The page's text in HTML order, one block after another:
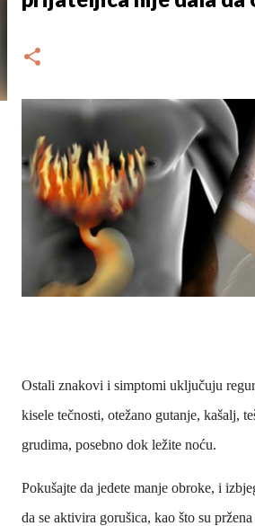
Ostali znakovi i simptomi uključuju
kisele tečnosti, otežano gutanje, kašalj,
grudima, posebno dok ležite noću.
Pokušajte da jedete manje obroke, i
da se aktivira gorušica, kao što su